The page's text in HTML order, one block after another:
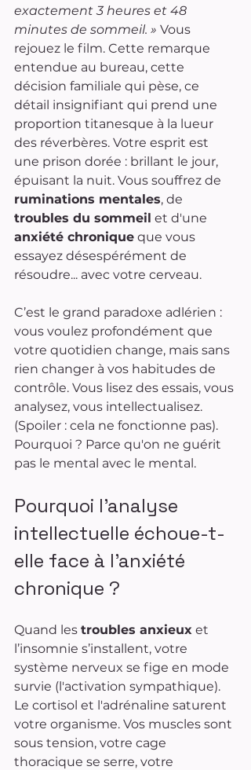
exactement 3 heures et 48
minutes de sommeil. » Vous
rejouez le film. Cette remarque
entendue au bureau, cette
décision familiale qui pèse, ce
détail insignifiant qui prend une
proportion titanesque à la lueur
des réverbères. Votre esprit est
une prison dorée : brillant le jour,
épuisant la nuit. Vous souffrez de
ruminations mentales, de
troubles du sommeil et d'une
anxiété chronique que vous
essayez désespérément de
résoudre... avec votre cerveau.
C’est le grand paradoxe adlérien :
vous voulez profondément que
votre quotidien change, mais sans
rien changer à vos habitudes de
contrôle. Vous lisez des essais, vous
analysez, vous intellectualisez.
(Spoiler : cela ne fonctionne pas).
Pourquoi ? Parce qu'on ne guérit
pas le mental avec le mental.
Pourquoi l'analyse
intellectuelle échoue-t-
elle face à l'anxiété
chronique ?
Quand les troubles anxieux et
l’insomnie s’installent, votre
système nerveux se fige en mode
survie (l'activation sympathique).
Le cortisol et l'adrénaline saturent
votre organisme. Vos muscles sont
sous tension, votre cage
thoracique se serre, votre